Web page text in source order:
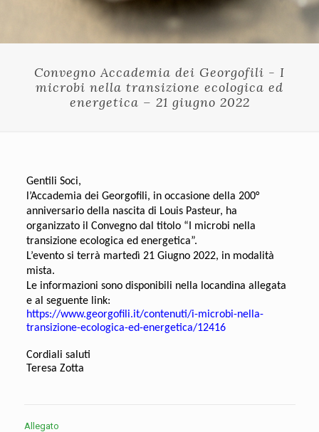
Convegno Accademia dei Georgofili - I
microbi nella transizione ecologica ed
energetica – 21 giugno 2022
Gentili Soci,
l’Accademia dei Georgofili, in occasione della 200°
anniversario della nascita di Louis Pasteur, ha
organizzato il Convegno dal titolo “I microbi nella
transizione ecologica ed energetica”.
L’evento si terrà martedì 21 Giugno 2022, in modalità
mista.
Le informazioni sono disponibili nella locandina allegata
e al seguente link:
https://www.georgofili.it/contenuti/i-microbi-nella-
transizione-ecologica-ed-energetica/12416
Cordiali saluti
Teresa Zotta
Allegato